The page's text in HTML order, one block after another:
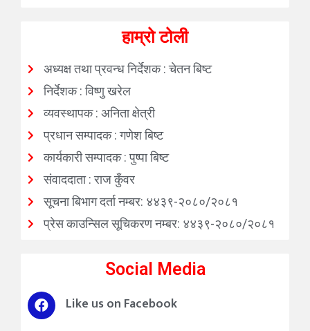
हाम्रो टोली
अध्यक्ष तथा प्रवन्ध निर्देशक : चेतन बिष्ट
निर्देशक : विष्णु खरेल
व्यवस्थापक : अनिता क्षेत्री
प्रधान सम्पादक : गणेश बिष्ट
कार्यकारी सम्पादक : पुष्पा बिष्ट
संवाददाता : राज कुँवर
सूचना बिभाग दर्ता नम्बर: ४४३९-२०८०/२०८१
प्रेस काउन्सिल सूचिकरण नम्बर: ४४३९-२०८०/२०८१
Social Media
Like us on Facebook